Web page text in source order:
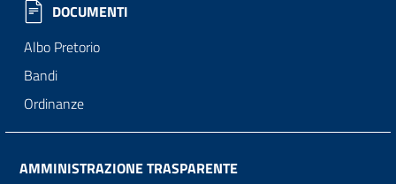
DOCUMENTI
Albo Pretorio
Bandi
Ordinanze
AMMINISTRAZIONE TRASPARENTE